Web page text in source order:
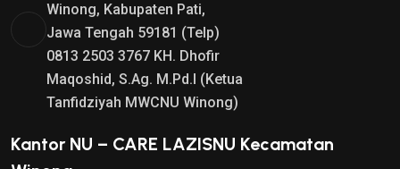
Winong, Kabupaten Pati,
Jawa Tengah 59181 (Telp)
0813 2503 3767 KH. Dhofir
Maqoshid, S.Ag. M.Pd.I (Ketua
Tanfidziyah MWCNU Winong)
Kantor NU – CARE LAZISNU Kecamatan